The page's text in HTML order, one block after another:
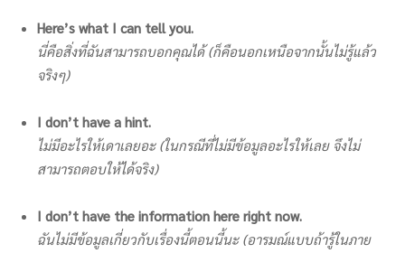
Here’s what I can tell you.
นี่คือสิ่งที่ฉันสามารถบอกคุณได้ (ก็คือนอกเหนือจากนั้นไม่รู้แล้ว
จริงๆ)
I don’t have a hint.
ไม่มีอะไรให้เดาเลยอะ (ในกรณีที่ไม่มีข้อมูลอะไรให้เลย จึงไม่
สามารถตอบให้ได้จริง)
I don’t have the information here right now.
ฉันไม่มีข้อมูลเกี่ยวกับเรื่องนี้ตอนนี้นะ (อารมณ์แบบถ้ารู้ในภาย